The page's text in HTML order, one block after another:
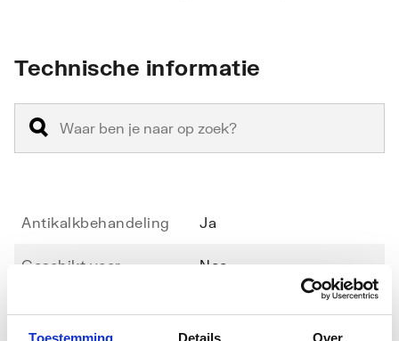
Toestemming Details Over
Technische informatie
Antikalkbehandeling Ja
Geschikt voor
Nee